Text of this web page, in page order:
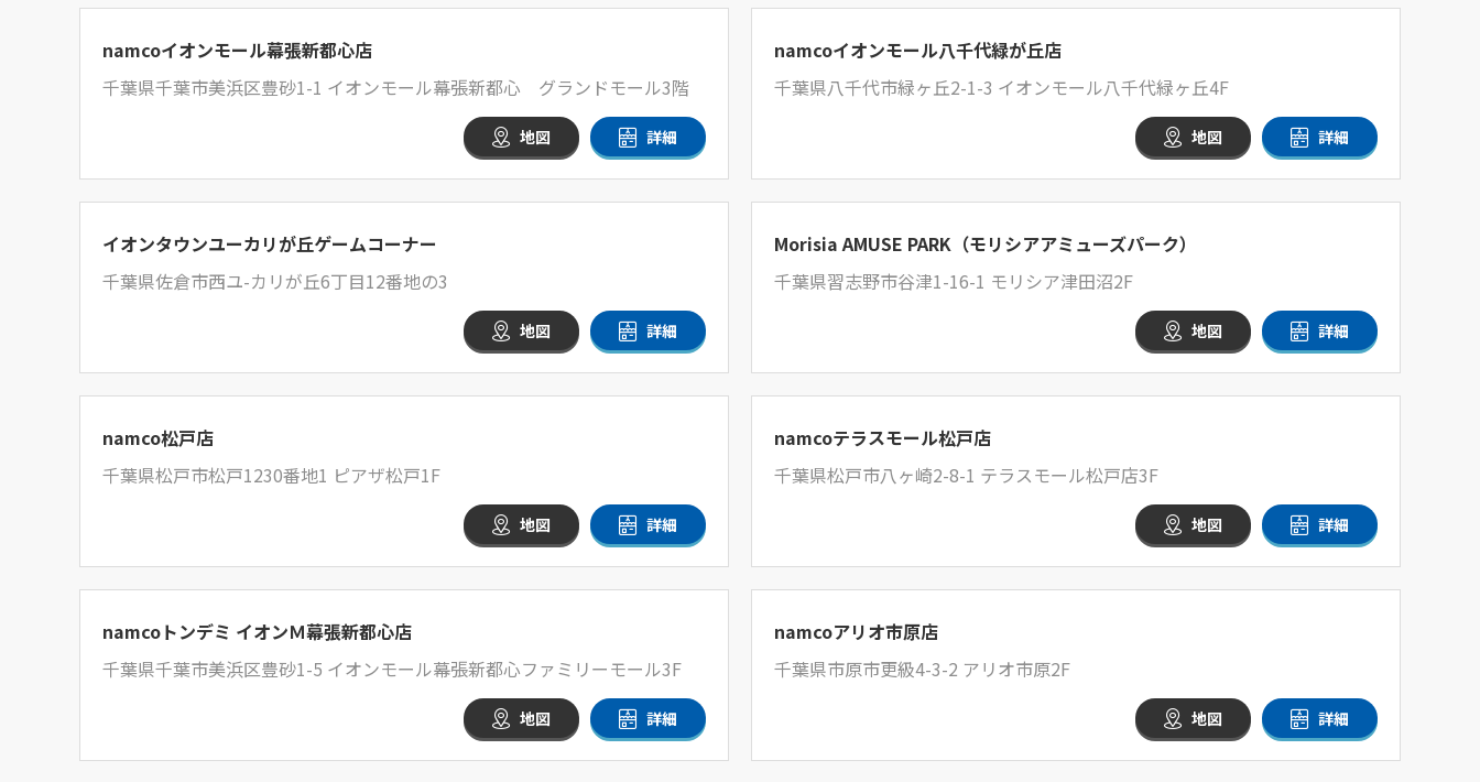
namcoイオンモール幕張新都心店
千葉県千葉市美浜区豊砂1-1 イオンモール幕張新都心 グランドモール3階
地図 詳細
namcoイオンモール八千代緑が丘店
千葉県八千代市緑ヶ丘2-1-3 イオンモール八千代緑ヶ丘4F
地図 詳細
イオンタウンユーカリが丘ゲームコーナー
千葉県佐倉市西ユ-カリが丘6丁目12番地の3
地図 詳細
Morisia AMUSE PARK（モリシアアミューズパーク）
千葉県習志野市谷津1-16-1 モリシア津田沼2F
地図 詳細
namco松戸店
千葉県松戸市松戸1230番地1 ピアザ松戸1F
地図 詳細
namcoテラスモール松戸店
千葉県松戸市八ヶ崎2-8-1 テラスモール松戸店3F
地図 詳細
namcoトンデミ イオンＭ幕張新都心店
千葉県千葉市美浜区豊砂1-5 イオンモール幕張新都心ファミリーモール3F
地図 詳細
namcoアリオ市原店
千葉県市原市更級4-3-2 アリオ市原2F
地図 詳細